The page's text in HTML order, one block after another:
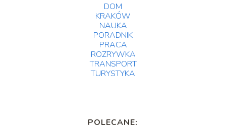
DOM
KRAKÓW
NAUKA
PORADNIK
PRACA
ROZRYWKA
TRANSPORT
TURYSTYKA
POLECANE: